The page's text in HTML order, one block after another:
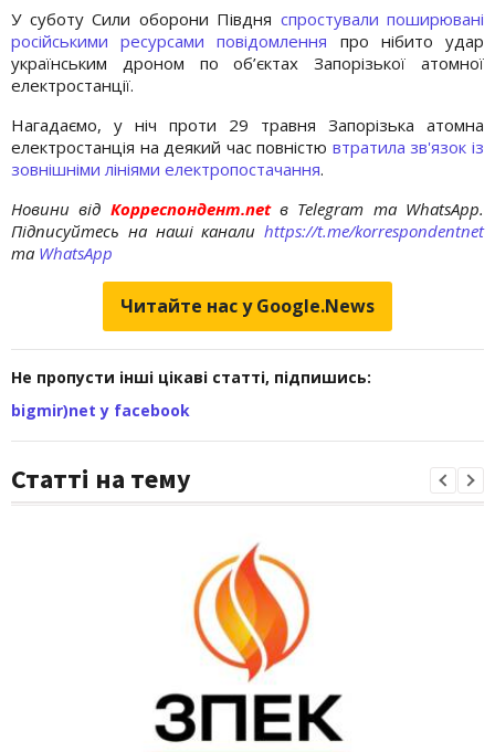
У суботу Сили оборони Півдня спростували поширювані
російськими ресурсами повідомлення про нібито удар
українським дроном по об’єктах Запорізької атомної
електростанції.
Нагадаємо, у ніч проти 29 травня Запорізька атомна
електростанція на деякий час повністю втратила зв'язок із
зовнішніми лініями електропостачання.
Новини від Корреспондент.netв Telegram та WhatsApp.
Підписуйтесь на наші канали https://t.me/korrespondentnet
та WhatsApp
Читайте нас у Google.News
Не пропусти інші цікаві статті, підпишись:
bigmir)net у facebook
Статті на тему